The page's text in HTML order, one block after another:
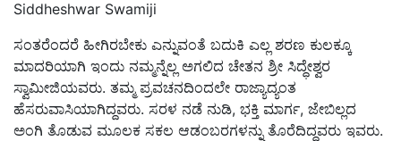
Siddheshwar Swamiji
ಸಂತರೆಂದರೆ ಹೀಗಿರಬೇಕು ಎನ್ನುವಂತೆ ಬದುಕಿ ಎಲ್ಲ ಶರಣ ಕುಲಕ್ಕೂ
ಮಾದರಿಯಾಗಿ ಇಂದು ನಮ್ಮನ್ನೆಲ್ಲ ಅಗಲಿದ ಚೇತನ ಶ್ರೀ ಸಿದ್ಧೇಶ್ವರ
ಸ್ವಾಮೀಜಿಯವರು. ತಮ್ಮ ಪ್ರವಚನದಿಂದಲೇ ರಾಜ್ಯಾದ್ಯಂತ
ಹೆಸರುವಾಸಿಯಾಗಿದ್ದವರು. ಸರಳ ನಡೆ ನುಡಿ, ಭಕ್ತಿ ಮಾರ್ಗ, ಜೇಬಿಲ್ಲದ
ಅಂಗಿ ತೊಡುವ ಮೂಲಕ ಸಕಲ ಆಡಂಬರಗಳನ್ನು ತೊರೆದಿದ್ದವರು ಇವರು.